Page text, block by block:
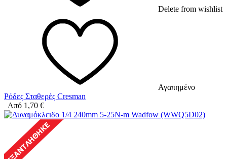
Delete from wishlist
Αγαπημένο
Ρόδες Σταθερές Cresman
Από 1,70 €